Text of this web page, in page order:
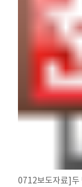
0712보도자료]두